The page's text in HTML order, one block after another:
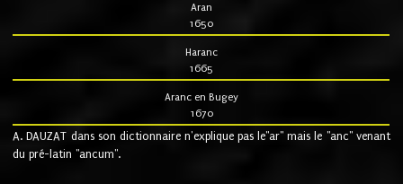
Aran
1650
Haranc
1665
Aranc en Bugey
1670
A. DAUZAT dans son dictionnaire n'explique pas le"ar" mais le "anc" venant
du pré-latin "ancum".